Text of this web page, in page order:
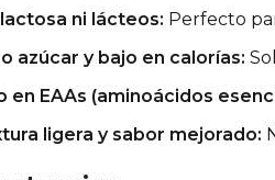
ni lácteos: Perfecto
azúcar y bajo en calorías:
en EAAs (aminoácidos
ligera y sabor mejorado: